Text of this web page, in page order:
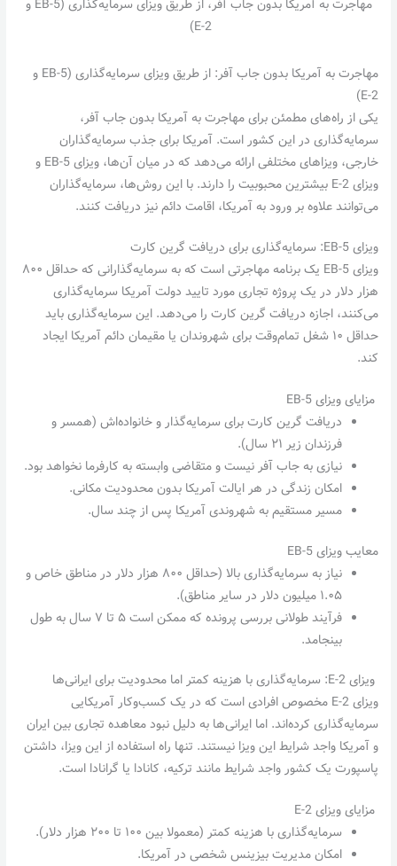
مهاجرت به آمریکا بدون جاب آفر، از طریق ویزای سرمایه‌گذاری (EB-5 و
E-2)
مهاجرت به آمریکا بدون جاب آفر: از طریق ویزای سرمایه‌گذاری (EB-5 و
E-2)
یکی از راه‌های مطمئن برای مهاجرت به آمریکا بدون جاب آفر،
سرمایه‌گذاری در این کشور است. آمریکا برای جذب سرمایه‌گذاران
خارجی، ویزاهای مختلفی ارائه می‌دهد که در میان آن‌ها، ویزای EB-5 و
ویزای E-2 بیشترین محبوبیت را دارند. با این روش‌ها، سرمایه‌گذاران
می‌توانند علاوه بر ورود به آمریکا، اقامت دائم نیز دریافت کنند.
ویزای EB-5: سرمایه‌گذاری برای دریافت گرین کارت
ویزای EB-5 یک برنامه مهاجرتی است که به سرمایه‌گذارانی که حداقل ۸۰۰
هزار دلار در یک پروژه تجاری مورد تایید دولت آمریکا سرمایه‌گذاری
می‌کنند، اجازه دریافت گرین کارت را می‌دهد. این سرمایه‌گذاری باید
حداقل ۱۰ شغل تمام‌وقت برای شهروندان یا مقیمان دائم آمریکا ایجاد
کند.
مزایای ویزای EB-5
دریافت گرین کارت برای سرمایه‌گذار و خانواده‌اش (همسر و
فرزندان زیر ۲۱ سال).
نیازی به جاب آفر نیست و متقاضی وابسته به کارفرما نخواهد بود.
امکان زندگی در هر ایالت آمریکا بدون محدودیت مکانی.
مسیر مستقیم به شهروندی آمریکا پس از چند سال.
معایب ویزای EB-5
نیاز به سرمایه‌گذاری بالا (حداقل ۸۰۰ هزار دلار در مناطق خاص و
۱.۰۵ میلیون دلار در سایر مناطق).
فرآیند طولانی بررسی پرونده که ممکن است ۵ تا ۷ سال به طول
بینجامد.
ویزای E-2: سرمایه‌گذاری با هزینه کمتر اما محدودیت برای ایرانی‌ها
ویزای E-2 مخصوص افرادی است که در یک کسب‌وکار آمریکایی
سرمایه‌گذاری کرده‌اند. اما ایرانی‌ها به دلیل نبود معاهده تجاری بین ایران
و آمریکا واجد شرایط این ویزا نیستند. تنها راه استفاده از این ویزا، داشتن
پاسپورت یک کشور واجد شرایط مانند ترکیه، کانادا یا گرانادا است.
مزایای ویزای E-2
سرمایه‌گذاری با هزینه کمتر (معمولا بین ۱۰۰ تا ۲۰۰ هزار دلار).
امکان مدیریت بیزینس شخصی در آمریکا.